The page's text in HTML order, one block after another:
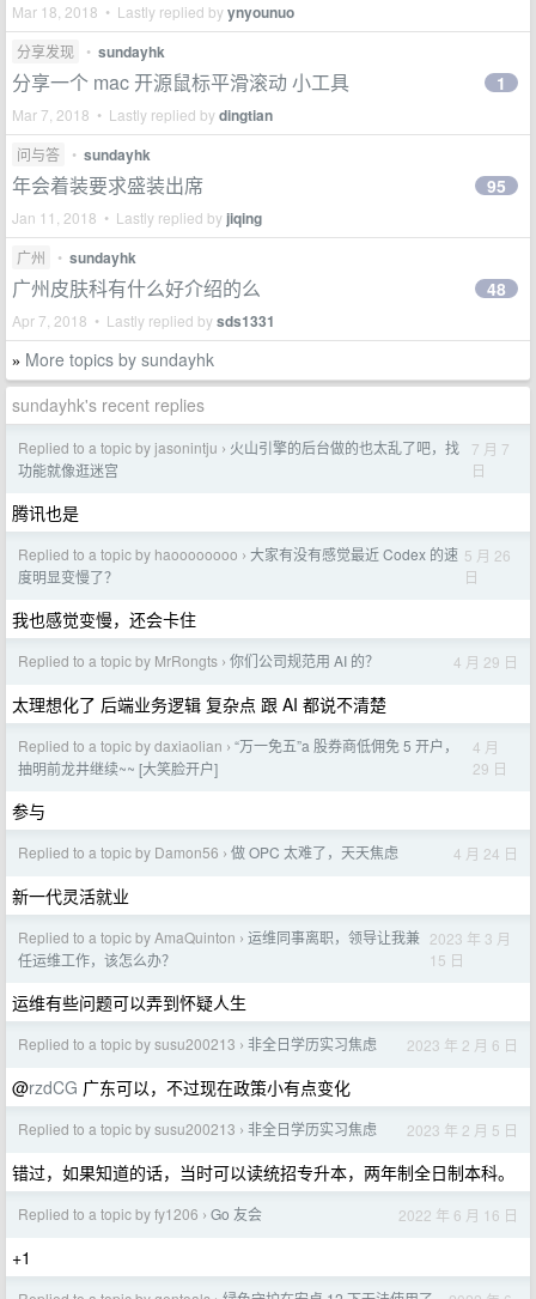
Mar 18, 2018 • Lastly replied byynyounuo
分享发现 • sundayhk
分享一个 mac 开源鼠标平滑滚动 小工具
Mar 7, 2018 • Lastly replied bydingtian
1
问与答 • sundayhk
年会着装要求盛装出席
Jan 11, 2018 • Lastly replied by jiqing
95
广州 • sundayhk
广州皮肤科有什么好介绍的么
Apr 7, 2018 • Lastly replied bysds1331
48
» More topics by sundayhk
sundayhk's recent replies
Replied to a topic by jasonintju › 火山引擎的后台做的也太乱了吧，找
功能就像逛迷宫
7 月 7
日
腾讯也是
Replied to a topic by haoooooooo › 大家有没有感觉最近 Codex 的速
度明显变慢了？
5 月 26
日
我也感觉变慢，还会卡住
Replied to a topic by MrRongts › 你们公司规范用 AI 的？ 4 月 29 日
太理想化了 后端业务逻辑 复杂点 跟 AI 都说不清楚
Replied to a topic by daxiaolian › “万一免五”a 股券商低佣免 5 开户，
抽明前龙井继续~~ [大笑脸开户]
4 月
29 日
参与
Replied to a topic by Damon56 › 做 OPC 太难了，天天焦虑 4 月 24 日
新一代灵活就业
Replied to a topic by AmaQuinton › 运维同事离职，领导让我兼
任运维工作，该怎么办？
2023 年 3 月
15 日
运维有些问题可以弄到怀疑人生
Replied to a topic by susu200213 › 非全日学历实习焦虑 2023 年 2 月 6 日
@rzdCG 广东可以，不过现在政策小有点变化
Replied to a topic by susu200213 › 非全日学历实习焦虑 2023 年 2 月 5 日
错过，如果知道的话，当时可以读统招专升本，两年制全日制本科。
Replied to a topic by fy1206 › Go 友会 2022 年 6 月 16 日
+1